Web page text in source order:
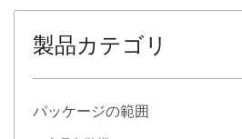
製品カテゴリ
パッケージの範囲